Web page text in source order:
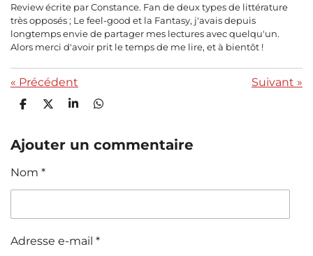
Review écrite par Constance. Fan de deux types de littérature
très opposés ; Le feel-good et la Fantasy, j'avais depuis
longtemps envie de partager mes lectures avec quelqu'un.
Alors merci d'avoir prit le temps de me lire, et à bientôt !
« Précédent Suivant »
P
t
a
e
P
t
a
P
t
a
P
t
a
Ajouter un commentaire
Nom *
Adresse e-mail *